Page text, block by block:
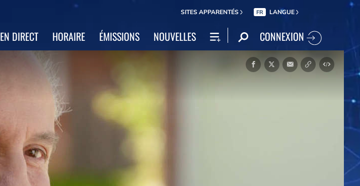
SITES APPARENTÉS FR LANGUE
EN DIRECT HORAIRE ÉMISSIONS NOUVELLES CONNEXION